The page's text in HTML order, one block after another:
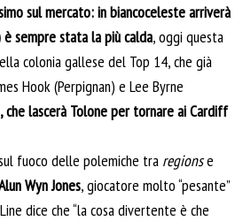
sul mercato: in biancoceleste arriverà
è sempre stata la più calda, oggi questa
colonia gallese del Top 14, che già
Hook (Perpignan) e Lee Byrne
che lascerà Tolone per tornare ai Cardiff
fuoco delle polemiche tra regionse
Wyn Jones, giocatore molto “pesante”
dice che “la cosa divertente è che